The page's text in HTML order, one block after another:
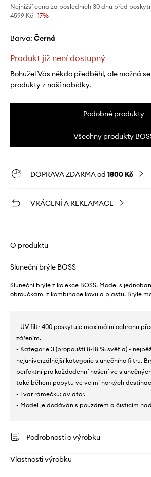
Nejnižší cena za posledních 30 dnů před
4599 Kč -17%
Barva: černá
Produkt již není dostupný
Bohužel Vás někdo předběhl, ale možná
produkty z naší nabídky.
Podobné produkty
Všechny produkty
DOPRAVA ZDARMA od 1800 Kč
VRÁCENÍ A REKLAMACE
O produktu
Sluneční brýle BOSS
Sluneční brýle z kolekce BOSS. Model s
obroučkami z kombinace kovu a plastu. Brýle
- UV filtr 400 poskytuje maximální ochranu
zářením.
- Kategorie 3 (propouští 8-18 % světla) -
nejuniverzálnější kategorie slunečního filtru.
perfektní pro každodenní nošení ve
také během pobytu ve velmi horkých
- Tvar rámečku: aviator.
- Model je dodáván s pouzdrem a čisticím
Podrobnosti o výrobku
Vlastnosti výrobku